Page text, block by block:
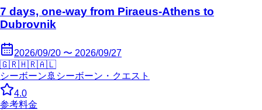
7 days, one-way from Piraeus-Athens to
Dubrovnik
2026/09/20 〜 2026/09/27
🇬🇷🇭🇷🇦🇱
シーボーン 🚢 シーボーン・クエスト
4.0
参考料金